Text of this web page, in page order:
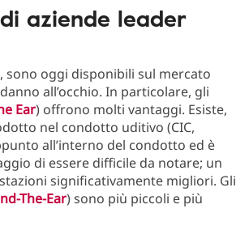
aziende leader
sono oggi disponibili sul mercato
all’occhio. In particolare, gli
Ear) offrono molti vantaggi. Esiste,
nel condotto uditivo (CIC,
all’interno del condotto ed è
di essere difficile da notare; un
significativamente migliori. Gli
The-Ear) sono più piccoli e più